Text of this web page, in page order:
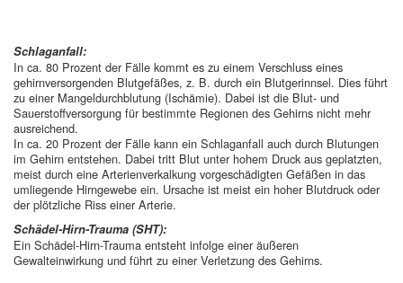
Schlaganfall:
In ca. 80 Prozent der Fälle kommt es zu einem Verschluss eines
gehirnversorgenden Blutgefäßes, z. B. durch ein Blutgerinnsel. Dies führt
zu einer Mangeldurchblutung (Ischämie). Dabei ist die Blut- und
Sauerstoffversorgung für bestimmte Regionen des Gehirns nicht mehr
ausreichend.
In ca. 20 Prozent der Fälle kann ein Schlaganfall auch durch Blutungen
im Gehirn entstehen. Dabei tritt Blut unter hohem Druck aus geplatzten,
meist durch eine Arterienverkalkung vorgeschädigten Gefäßen in das
umliegende Hirngewebe ein. Ursache ist meist ein hoher Blutdruck oder
der plötzliche Riss einer Arterie.
Schädel-Hirn-Trauma (SHT):
Ein Schädel-Hirn-Trauma entsteht infolge einer äußeren
Gewalteinwirkung und führt zu einer Verletzung des Gehirns.